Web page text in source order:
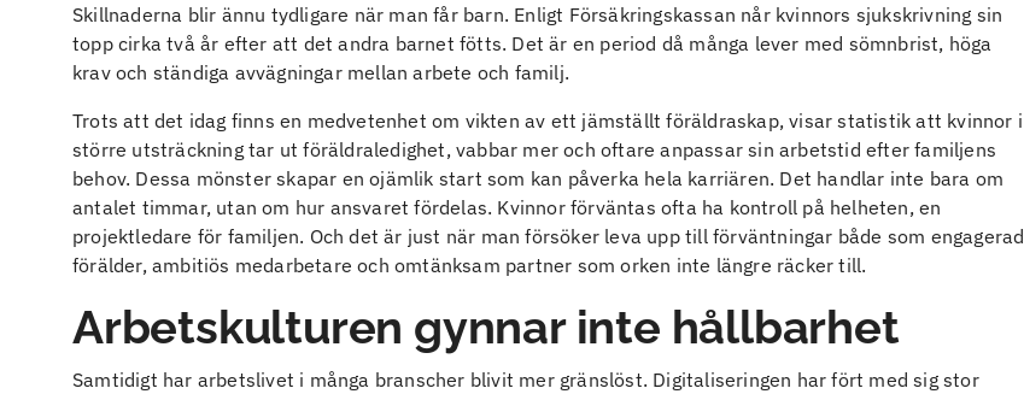
Skillnaderna blir ännu tydligare när man får barn. Enligt Försäkringskassan når kvinnors sjukskrivning sin
topp cirka två år efter att det andra barnet fötts. Det är en period då många lever med sömnbrist, höga
krav och ständiga avvägningar mellan arbete och familj.
Trots att det idag finns en medvetenhet om vikten av ett jämställt föräldraskap, visar statistik att kvinnor i
större utsträckning tar ut föräldraledighet, vabbar mer och oftare anpassar sin arbetstid efter familjens
behov. Dessa mönster skapar en ojämlik start som kan påverka hela karriären. Det handlar inte bara om
antalet timmar, utan om hur ansvaret fördelas. Kvinnor förväntas ofta ha kontroll på helheten, en
projektledare för familjen. Och det är just när man försöker leva upp till förväntningar både som engagerad
förälder, ambitiös medarbetare och omtänksam partner som orken inte längre räcker till.
Arbetskulturen gynnar inte hållbarhet
Samtidigt har arbetslivet i många branscher blivit mer gränslöst. Digitaliseringen har fört med sig stor